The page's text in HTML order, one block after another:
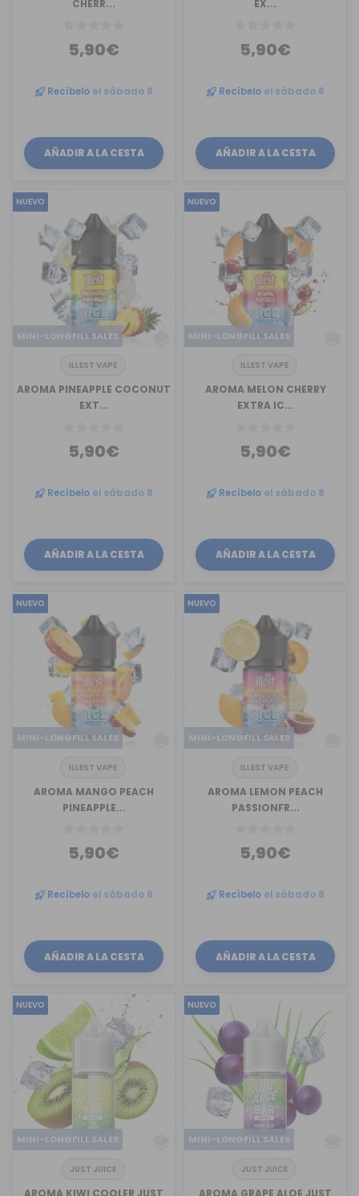
CHERR...
5,90€
Recíbelo el sábado 8
AÑADIR A LA CESTA
EX...
5,90€
Recíbelo el sábado 8
AÑADIR A LA CESTA
NUEVO
MINI-LONGFILL SALES
ILLEST VAPE
AROMA PINEAPPLE COCONUT
EXT...
5,90€
Recíbelo el sábado 8
AÑADIR A LA CESTA
NUEVO
MINI-LONGFILL SALES
ILLEST VAPE
AROMA MELON CHERRY
EXTRA IC...
5,90€
Recíbelo el sábado 8
AÑADIR A LA CESTA
NUEVO
MINI-LONGFILL SALES
ILLEST VAPE
AROMA MANGO PEACH
PINEAPPLE...
5,90€
Recíbelo el sábado 8
AÑADIR A LA CESTA
NUEVO
MINI-LONGFILL SALES
ILLEST VAPE
AROMA LEMON PEACH
PASSIONFR...
5,90€
Recíbelo el sábado 8
AÑADIR A LA CESTA
NUEVO
MINI-LONGFILL SALES
JUST JUICE
AROMA KIWI COOLER JUST
NUEVO
MINI-LONGFILL SALES
JUST JUICE
AROMA GRAPE ALOE JUST